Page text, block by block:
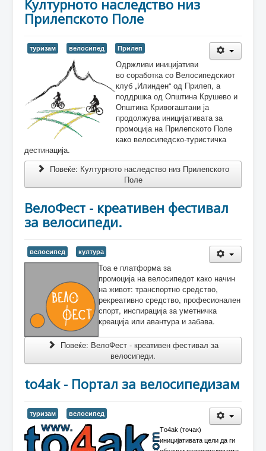
Културното наследство низ
Прилепското Поле
туризам велосипед Прилеп
Одржливи иницијативи
во соработка со Велосипедскиот
клуб „Илинден“ од Прилеп, а
поддршка од Општина Крушево и
Општина Кривогаштани ја
продолжува иницијативата за
промоција на Прилепското Поле
како велосипедско-туристичка
дестинација.
Повеќе: Културното наследство низ Прилепското
Поле
ВелоФест - креативен фестивал
за велосипеди.
велосипед култура
Тоа е платформа за
промоција на велосипедот како начин
на живот: транспортно средство,
рекреативно средство, професионален
спорт, инспирација за уметничка
креација или авантура и забава.
Повеќе: ВелоФест - креативен фестивал за
велосипеди.
to4ak - Портал за велосипедизам
туризам велосипед
Тo4ak (точак)
иницијативата цели да ги